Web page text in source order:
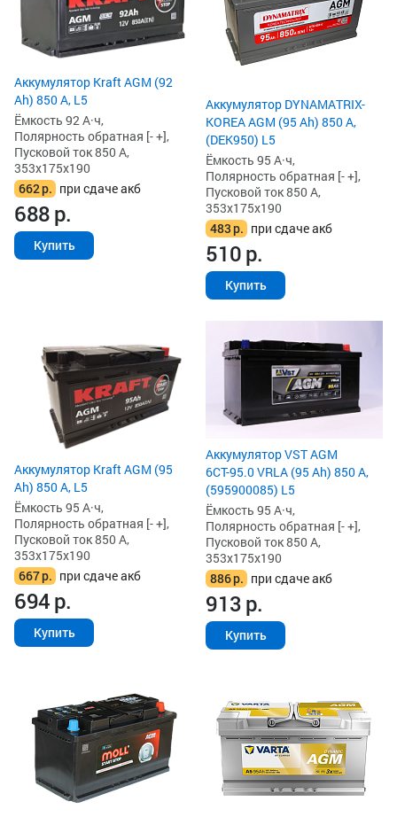
Аккумулятор Kraft AGM (92
Ah) 850 А, L5
Ёмкость 92 А·ч,
Полярность обратная [- +],
Пусковой ток 850 А,
353x175x190
662р. при сдаче акб
688р.
Купить
Аккумулятор DYNAMATRIX-
KOREA AGM (95 Ah) 850 А,
(DEK950) L5
Ёмкость 95 А·ч,
Полярность обратная [- +],
Пусковой ток 850 А,
353x175x190
483р. при сдаче акб
510р.
Купить
Аккумулятор Kraft AGM (95
Ah) 850 А, L5
Ёмкость 95 А·ч,
Полярность обратная [- +],
Пусковой ток 850 А,
353x175x190
667р. при сдаче акб
694р.
Купить
Аккумулятор VST AGM
6СТ-95.0 VRLA (95 Ah) 850 А,
(595900085) L5
Ёмкость 95 А·ч,
Полярность обратная [- +],
Пусковой ток 850 А,
353x175x190
886р. при сдаче акб
913р.
Купить